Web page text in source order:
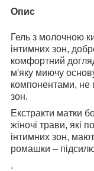
Опис
Гель з молочною
інтимних зон,
комфортний
м'яку миючу
компонентами, не
зон.
Екстракти матки
жіночі трави, які
інтимних зон,
ромашки –
.